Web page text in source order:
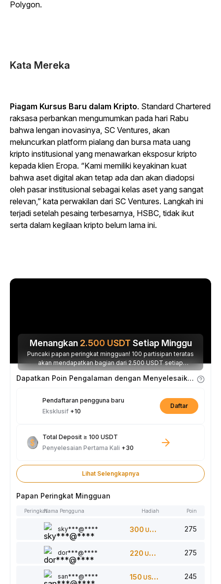
Polygon.
Kata Mereka
Piagam Kursus Baru dalam Kripto. Standard Chartered
raksasa perbankan mengumumkan pada hari Rabu
bahwa lengan inovasinya, SC Ventures, akan
meluncurkan platform pialang dan bursa mata uang
kripto institusional yang menawarkan eksposur kripto
kepada klien Eropa. “Kami memiliki keyakinan kuat
bahwa aset digital akan tetap ada dan akan diadopsi
oleh pasar institusional sebagai kelas aset yang sangat
relevan,” kata perwakilan dari SC Ventures. Langkah ini
terjadi setelah pesaing terbesarnya, HSBC, tidak ikut
serta dalam kegilaan kripto belum lama ini.
Menangkan 2.500 USDT Setiap Minggu
Puncaki papan peringkat mingguan! 100 partisipan teratas
akan mendapatkan bagian dari 2.500 USDT setiap
minggunya.
Dapatkan Poin Pengalaman dengan Menyelesaikan Tugas
Pendaftaran pengguna baru
Eksklusif +10
Daftar
Total Deposit ≥ 100 USDT
Penyelesaian Pertama Kali +30
Lihat Selengkapnya
Papan Peringkat Mingguan
PeringkatNama Pengguna Hadiah Poin
sky***@**** 300 USDT 275
dor***@**** 220 USDT 275
san***@**** 150 USDT 245